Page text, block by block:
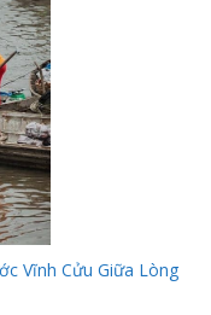
Vĩnh Cửu Giữa Lòng